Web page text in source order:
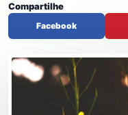
Compartilhe
Facebook